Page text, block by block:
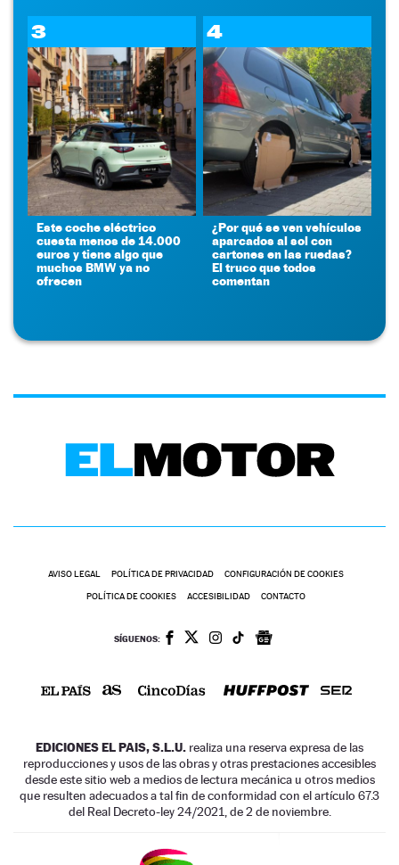
3
Este coche eléctrico
cuesta menos de 14.000
euros y tiene algo que
muchos BMW ya no
ofrecen
4
¿Por qué se ven vehículos
aparcados al sol con
cartones en las ruedas?
El truco que todos
comentan
AVISO LEGAL POLÍTICA DE PRIVACIDAD CONFIGURACIÓN DE COOKIES
POLÍTICA DE COOKIES ACCESIBILIDAD CONTACTO
SÍGUENOS:
EDICIONES EL PAIS, S.L.U. realiza una reserva expresa de las
reproducciones y usos de las obras y otras prestaciones accesibles
desde este sitio web a medios de lectura mecánica u otros medios
que resulten adecuados a tal fin de conformidad con el artículo 67.3
del Real Decreto-ley 24/2021, de 2 de noviembre.